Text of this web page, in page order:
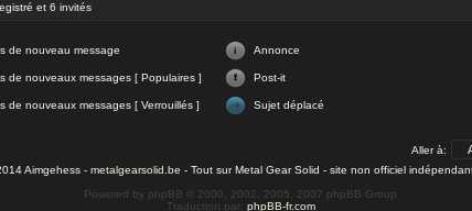
et 6 invités
de nouveau message Annonce
de nouveaux messages [ Populaires ] Post-it
de nouveaux messages [ Verrouillés ] Sujet déplacé
Aller à:
Aimgehess - metalgearsolid.be - Tout sur Metal Gear Solid - site non officiel
Powered by phpBB © 2000, 2002, 2005, 2007 phpBB Group
Traduction par: phpBB-fr.com